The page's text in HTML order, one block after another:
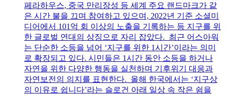
페라하우스, 중국 만리장성 등 세계 주요 랜드마크가 같
은 시간 불을 끄며 참여하고 있으며, 2022년 기준 소셜미
디어에서 101억 회 이상의 노출을 기록하는 등 지구를 위
한 글로벌 연대의 상징으로 자리 잡았다. 최근 어스아워
는 단순한 소등을 넘어 ‘지구를 위한 1시간’이라는 의미
로 확장되고 있다. 시민들은 1시간 동안 소등을 하거나
자연을 위한 다양한 행동을 실천하며 기후위기 대응과
자연보전의 의지를 표현한다. 올해 한국에서는 ‘지구상
의 이유로 쉽니다’라는 슬로건 아래 일상 속 작은 쉼을